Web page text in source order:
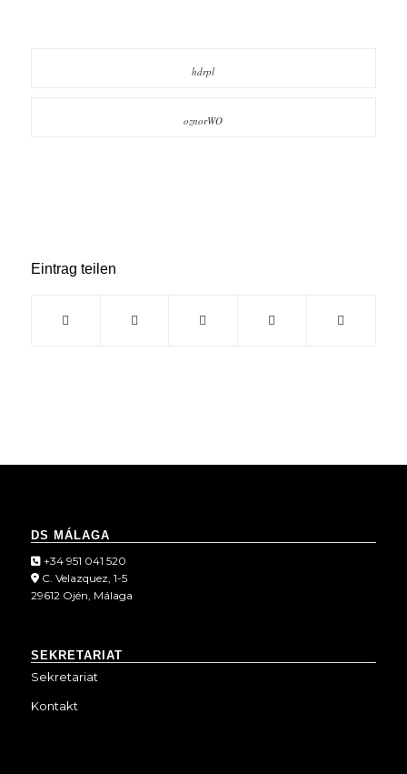
hdrpl
oznorWO
Eintrag teilen
DS MÁLAGA
+34 951 041 520
C. Velazquez, 1-5
29612 Ojén, Málaga
SEKRETARIAT
Sekretariat
Kontakt